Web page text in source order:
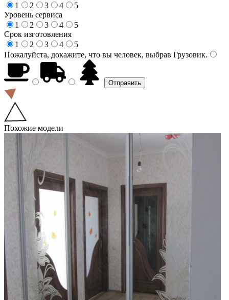
1
2 3 4
5
Уровень сервиса
1
2 3 4
5
Срок изготовления
1
2 3 4
5
Пожалуйста, докажите, что вы человек, выбрав Грузовик.
Похожие модели